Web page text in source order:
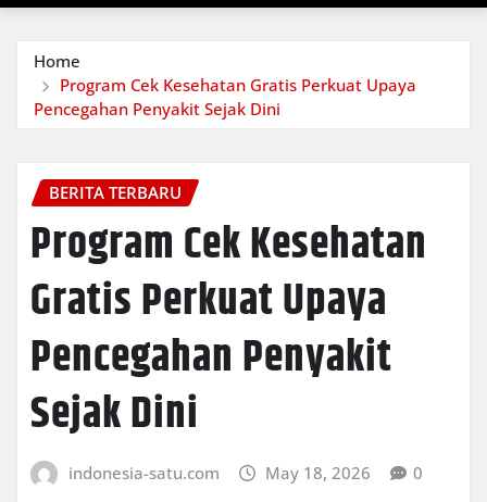
Home
Program Cek Kesehatan Gratis Perkuat Upaya
Pencegahan Penyakit Sejak Dini
BERITA TERBARU
Program Cek Kesehatan
Gratis Perkuat Upaya
Pencegahan Penyakit
Sejak Dini
indonesia-satu.com May 18, 2026 0